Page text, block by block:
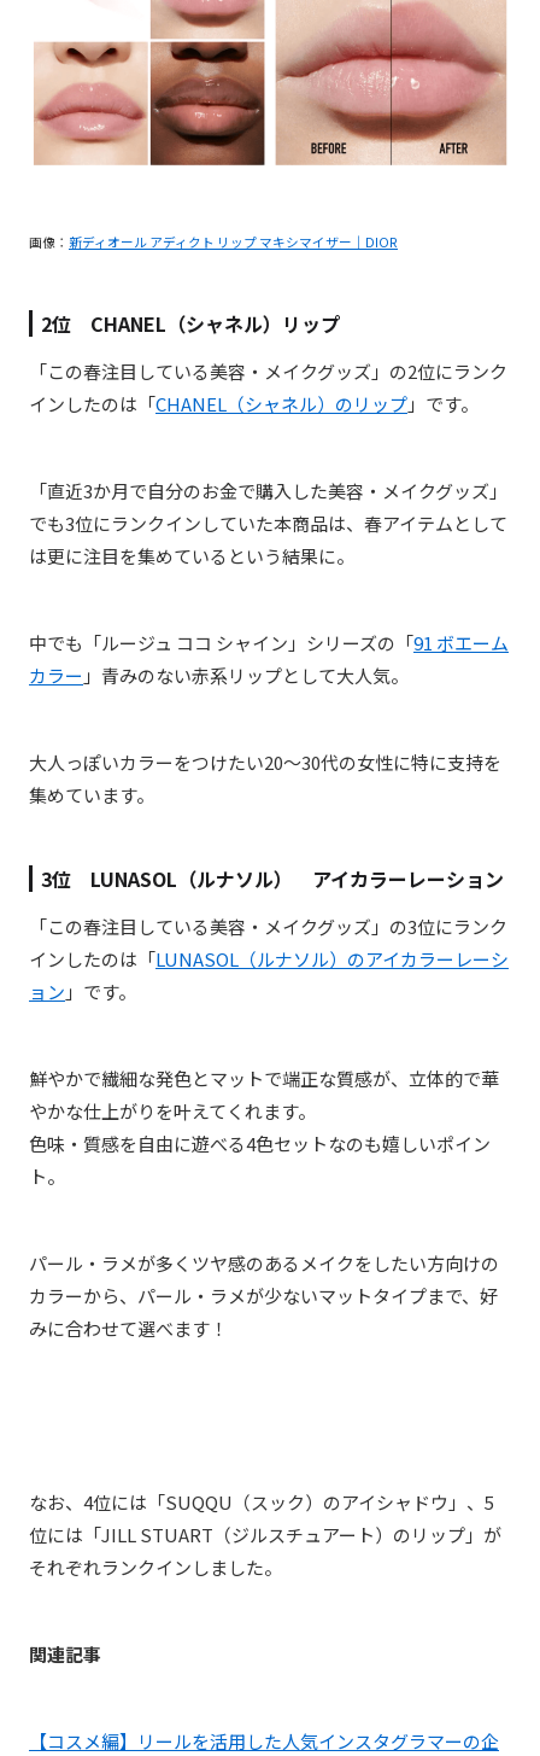
画像： 新ディオール アディクト リップ マキシマイザー｜DIOR
2位 CHANEL（シャネル）リップ
「この春注目している美容・メイクグッズ」の2位にランク
インしたのは「CHANEL（シャネル）のリップ」です。
「直近3か月で自分のお金で購入した美容・メイクグッズ」
でも3位にランクインしていた本商品は、春アイテムとして
は更に注目を集めているという結果に。
中でも「ルージュ ココ シャイン」シリーズの「91 ボエーム
カラー 」青みのない赤系リップとして大人気。
大人っぽいカラーをつけたい20～30代の女性に特に支持を
集めています。
3位 LUNASOL（ルナソル） アイカラーレーション
「この春注目している美容・メイクグッズ」の3位にランク
インしたのは「LUNASOL（ルナソル）のアイカラーレーシ
ョン 」です。
鮮やかで繊細な発色とマットで端正な質感が、立体的で華
やかな仕上がりを叶えてくれます。
色味・質感を自由に遊べる4色セットなのも嬉しいポイン
ト。
パール・ラメが多くツヤ感のあるメイクをしたい方向けの
カラーから、パール・ラメが少ないマットタイプまで、好
みに合わせて選べます！
なお、4位には「SUQQU（スック）のアイシャドウ」、5
位には「JILL STUART（ジルスチュアート）のリップ」が
それぞれランクインしました。
関連記事
【コスメ編】リールを活用した人気インスタグラマーの企